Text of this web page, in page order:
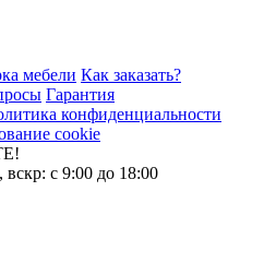
мебели Как заказать?
Гарантия
конфиденциальности
cookie
с 9:00 до 18:00